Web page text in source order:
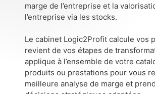
marge de l’entreprise et la
l’entreprise via les stocks.
Le cabinet Logic2Profit calcule vos
revient de vos étapes de
applique à l’ensemble de votre
produits ou prestations pour vous
meilleure analyse de marge et